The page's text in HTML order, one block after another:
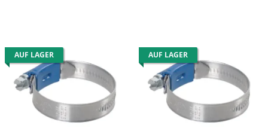
AUF LAGER AUF LAGER